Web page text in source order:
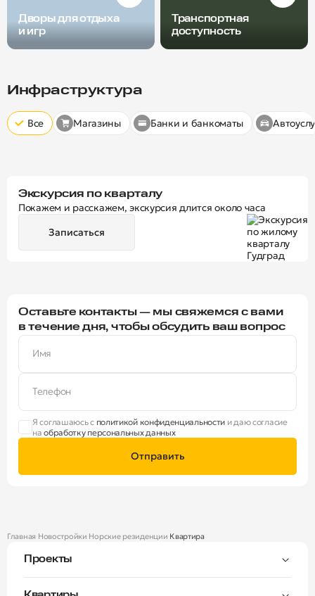
Дворы для отдыха
и игр
Транспортная
доступность
Инфраструктура
Все Магазины Банки и банкоматы
Экскурсия по кварталу
Покажем и расскажем, экскурсия длится около часа
Записаться
Оставьте контакты — мы свяжемся с вами
в течение дня, чтобы обсудить ваш вопрос
Имя
Телефон
Я соглашаюсь с политикой конфиденциальности и даю согласие
наобработку персональных данных
Отправить
Главная Новостройки Норские резиденции Квартира
Проекты